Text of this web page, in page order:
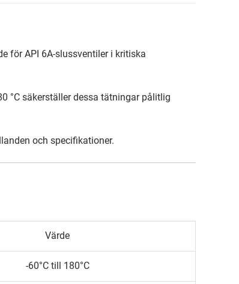
för API 6A-slussventiler i kritiska
°C säkerställer dessa tätningar pålitlig
och specifikationer.
Värde
-60°C till 180°C